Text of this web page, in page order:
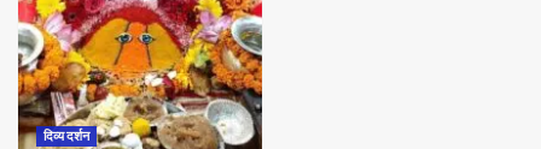
दिव्य दर्शन